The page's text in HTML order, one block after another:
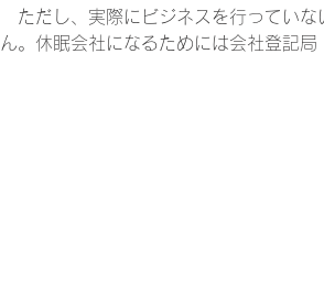
ただし、実際にビジネスを行っていな
ん。休眠会社になるためには会社登記